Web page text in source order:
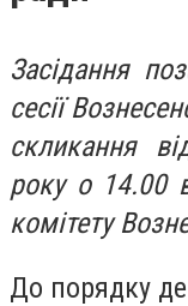
Засідання
сесії
скликання
року о 14.00
комітету
До порядку